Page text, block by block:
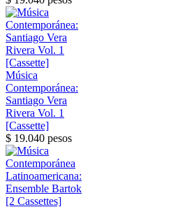
Música
Contemporánea:
Santiago Vera
Rivera Vol. 1
[Cassette]
$ 19.040 pesos